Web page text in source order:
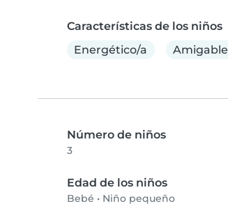
Características de los niños
Energético/a
Amigable
Número de niños
3
Edad de los niños
Bebé • Niño pequeño